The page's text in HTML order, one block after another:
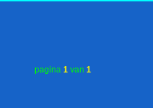
pagina 1 van 1